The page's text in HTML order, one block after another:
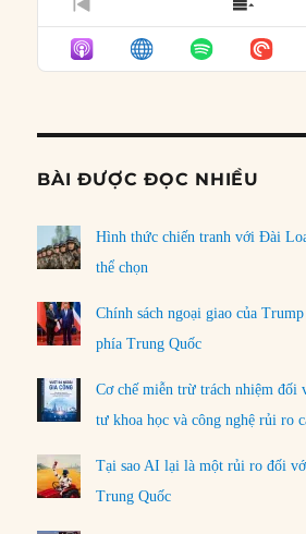
PREVIOUS
EPISODE
SHOW
LIST
BÀI ĐƯỢC ĐỌC NHIỀU
Hình thức chiến tranh với Đài
thể chọn
Chính sách ngoại giao của
phía Trung Quốc
Cơ chế miễn trừ trách nhiệm đối
tư khoa học và công nghệ rủi ro
Tại sao AI lại là một rủi ro đối
Trung Quốc